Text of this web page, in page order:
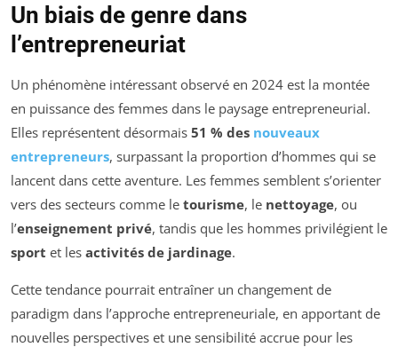
Un biais de genre dans
l’entrepreneuriat
Un phénomène intéressant observé en 2024 est la montée
en puissance des femmes dans le paysage entrepreneurial.
Elles représentent désormais 51 % des nouveaux
entrepreneurs, surpassant la proportion d’hommes qui se
lancent dans cette aventure. Les femmes semblent s’orienter
vers des secteurs comme le tourisme, le nettoyage, ou
l’enseignement privé, tandis que les hommes privilégient le
sport et les activités de jardinage.
Cette tendance pourrait entraîner un changement de
paradigm dans l’approche entrepreneuriale, en apportant de
nouvelles perspectives et une sensibilité accrue pour les